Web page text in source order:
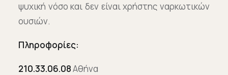
ψυχική νόσο και δεν είναι χρήστης ναρκωτικών
ουσιών.
Πληροφορίες:
210.33.06.08Αθήνα